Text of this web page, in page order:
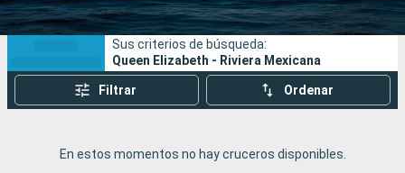
Puertos Compañías
Buscar
Sus criterios de búsqueda:
Queen Elizabeth - Riviera Mexicana
Filtrar Ordenar
En estos momentos no hay cruceros disponibles.